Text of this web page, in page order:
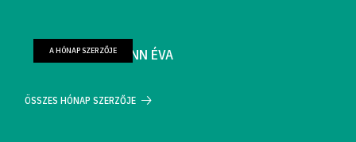
FARKAS WELLMANN ÉVA
A HÓNAP SZERZŐJE
ÖSSZES HÓNAP SZERZŐJE